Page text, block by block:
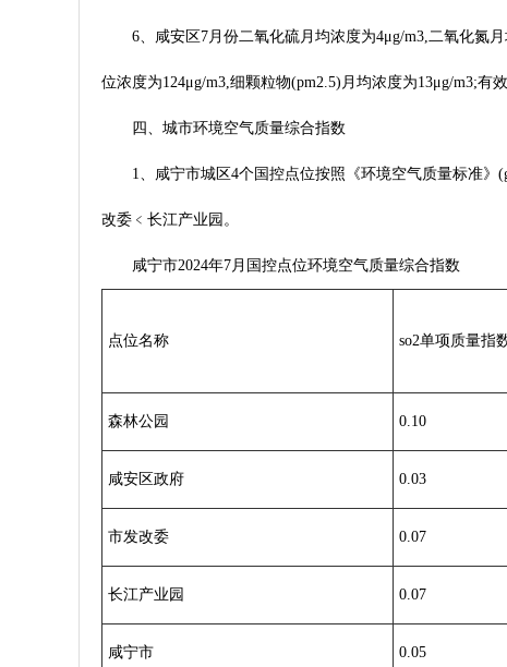
6、咸安区7月份二氧化硫月均浓度为4μg/m3,二氧化氮
位浓度为124μg/m3,细颗粒物(pm2.5)月均浓度为13μg/m3;有
四、城市环境空气质量综合指数
1、咸宁市城区4个国控点位按照《环境空气质量标准
改委﹤长江产业园。
咸宁市2024年7月国控点位环境空气质量综合指数
点位名称 so2单项质量指
森林公园 0.10
咸安区政府 0.03
市发改委 0.07
长江产业园 0.07
咸宁市 0.05